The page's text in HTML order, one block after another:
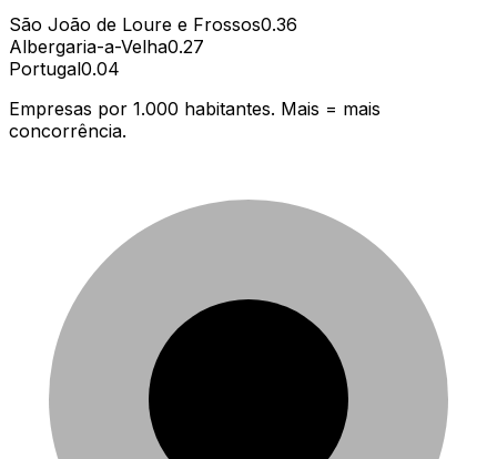
São João de Loure e Frossos0.36
Albergaria-a-Velha0.27
Portugal0.04
Empresas por 1.000 habitantes. Mais = mais
concorrência.